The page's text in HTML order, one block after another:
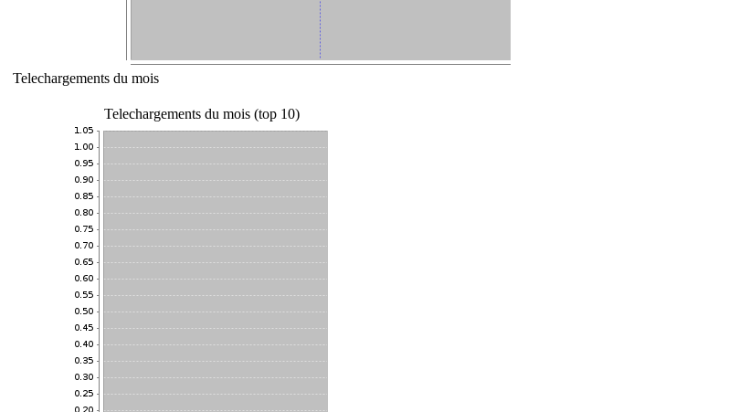
Telechargements du mois
Telechargements du mois (top 10)